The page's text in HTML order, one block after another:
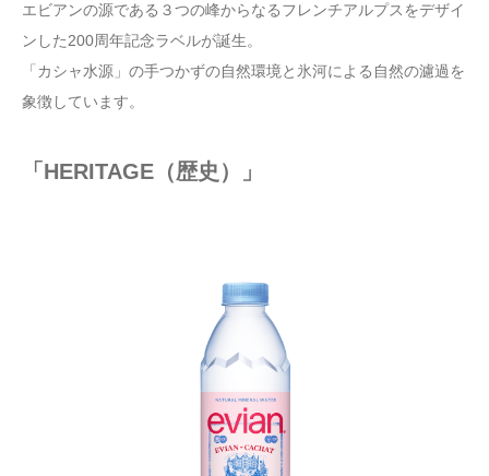
エビアンの源である３つの峰からなるフレンチアルプスをデザイ
ンした200周年記念ラベルが誕生。
「カシャ水源」の手つかずの自然環境と氷河による自然の濾過を
象徴しています。
「HERITAGE（歴史）」